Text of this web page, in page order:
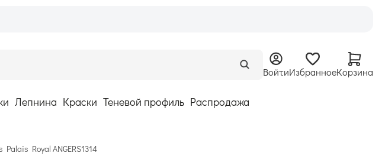
ВойтиИзбранноеКорзина
Лепнина Краски Теневой профиль Распродажа
Royal ANGERS1314